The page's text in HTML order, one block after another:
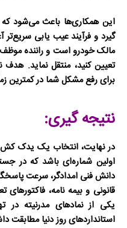
این همکاری‌ها باعث می‌شود
گیرد و فرآیند عیب یابی سریع‌تر
مالک خودرو است و راننده
تعیین کنید، منتقل نماید.
برای رفع مشکل شما در کمترین
نتیجه گیری:
در نهایت، انتخاب یک یدک کش
اولین شماره‌ای باشد که در
دانش فنی امدادگر، سرعت
قانونی و بیمه نامه،
یکی از نمادهای مدرنیته
استانداردهای روز دنیا مطابقت